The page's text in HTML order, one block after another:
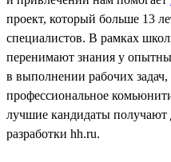
проект, который больше 13
специалистов. В рамках
перенимают знания у
в выполнении рабочих
профессиональное
лучшие кандидаты
разработки hh.ru.